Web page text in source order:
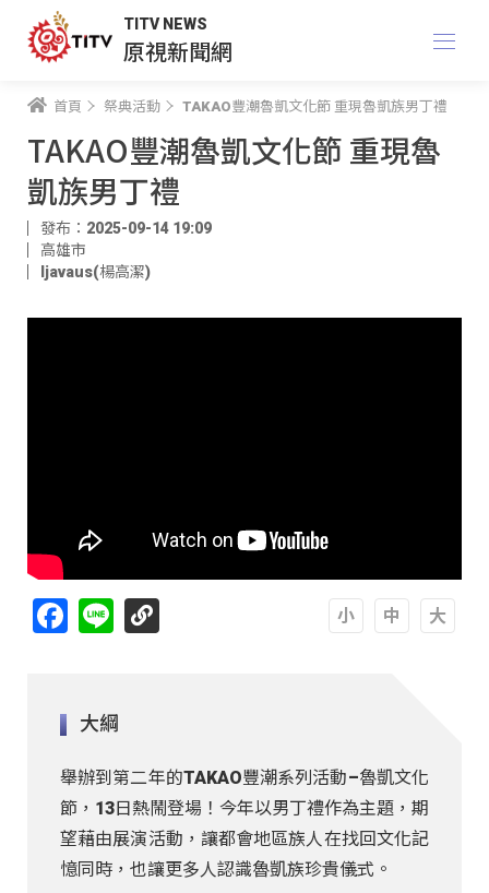
TITV NEWS
原視新聞網
首頁 祭典活動 TAKAO豐潮魯凱文化節 重現魯凱族男丁禮
TAKAO豐潮魯凱文化節 重現魯
凱族男丁禮
發布：2025-09-14 19:09
高雄市
ljavaus(楊高潔)
Facebook
Line
大綱
舉辦到第二年的TAKAO豐潮系列活動–魯凱文化
節，13日熱鬧登場！今年以男丁禮作為主題，期
望藉由展演活動，讓都會地區族人在找回文化記
憶同時，也讓更多人認識魯凱族珍貴儀式。